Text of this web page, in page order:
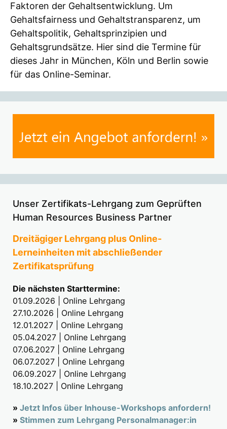
Faktoren der Gehaltsentwicklung. Um
Gehaltsfairness und Gehaltstransparenz, um
Gehaltspolitik, Gehaltsprinzipien und
Gehaltsgrundsätze. Hier sind die Termine für
dieses Jahr in München, Köln und Berlin sowie
für das Online-Seminar.
Unser Zertifikats-Lehrgang zum Geprüften
Human Resources Business Partner
Dreitägiger Lehrgang plus Online-
Lerneinheiten mit abschließender
Zertifikatsprüfung
Die nächsten Starttermine:
01.09.2026 | Online Lehrgang
27.10.2026 | Online Lehrgang
12.01.2027 | Online Lehrgang
05.04.2027 | Online Lehrgang
07.06.2027 | Online Lehrgang
06.07.2027 | Online Lehrgang
06.09.2027 | Online Lehrgang
18.10.2027 | Online Lehrgang
» Jetzt Infos über Inhouse-Workshops anfordern!
» Stimmen zum Lehrgang Personalmanager:in